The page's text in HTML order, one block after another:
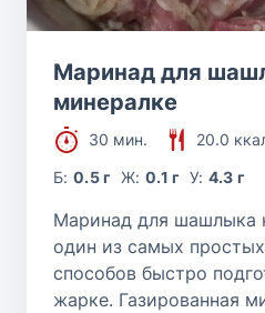
Маринад для
минералке
30 мин.
20.0
Б:0.5 г Ж: 0.1 г У: 4.3 г
Маринад для шашлыка
один из самых
способов быстро
жарке. Газированная